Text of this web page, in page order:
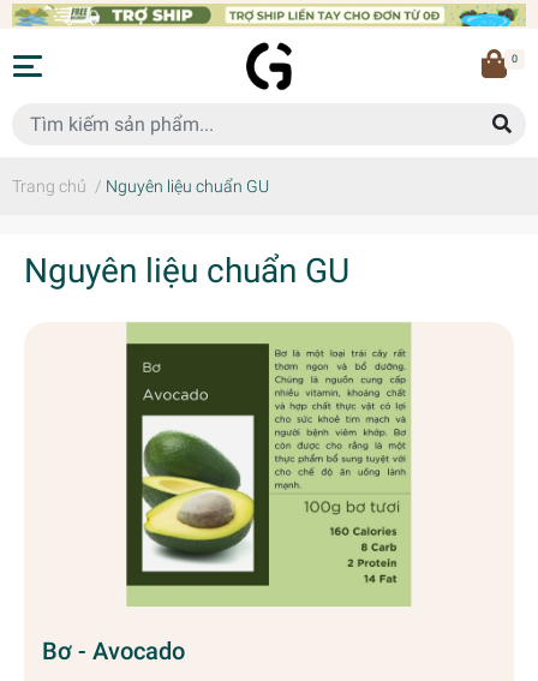
0
Trang chủ / Nguyên liệu chuẩn GU
Nguyên liệu chuẩn GU
Bơ - Avocado